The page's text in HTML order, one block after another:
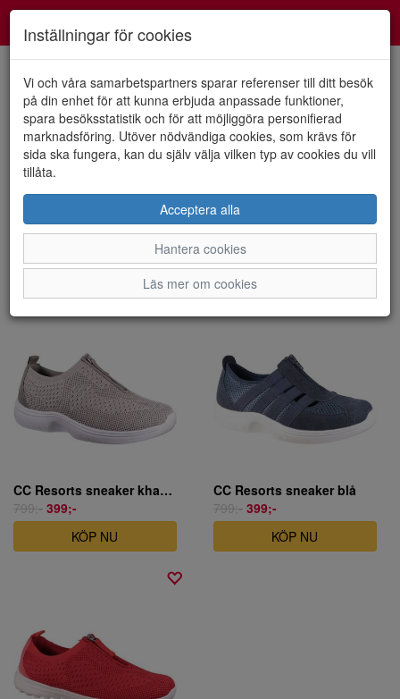
Visa filter
Dam - CC Resorts (3
artiklar)
Sortera efter:
CC Resorts sneaker khaki extra bred
799;- 399;-
KÖP NU
CC Resorts sneaker blå
799;- 399;-
KÖP NU
Inställningar för cookies
Vi och våra samarbetspartners sparar referenser till ditt besök
på din enhet för att kunna erbjuda anpassade funktioner,
spara besöksstatistik och för att möjliggöra personifierad
marknadsföring. Utöver nödvändiga cookies, som krävs för
sida ska fungera, kan du själv välja vilken typ av cookies du vill
tillåta.
Acceptera alla
Hantera cookies
Läs mer om cookies